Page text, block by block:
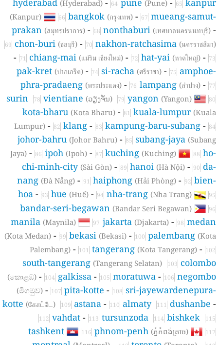
hyderabad(Hyderabad) -64 pune(Pune) -65 kanpur
(Kanpur) 66 bangkok(กรุงเทพ) -67
mueang-samut-
prakan(สมุทรปราการ) -68 nonthaburi(เทศบาลนครนนทบุรี) -
69 chon-buri(ชลบุรี) -70 nakhon-ratchasima(นครราชสีมา)
-71 chiang-mai(แม่ริม เชียงใหม่) -72 hat-yai(หาดใหญ่) -73
pak-kret(ปากเกร็ด) -74 si-racha(ศรีราชา) -75
amphoe-
phra-pradaeng(พระประแดง) -76 lampang(ลำปาง) -77
surin 78 vientiane(ວຽງຈັນ) 79 yangon(Yangon) 80
kota-bharu(Kota Bharu) -81 kuala-lumpur(Kuala
Lumpur) -82 klang -83 kampung-baru-subang -84
johor-bahru(Johor Bahru) -85 subang-jaya(Subang
Jaya) -86 ipoh(Ipoh) -87 kuching(Kuching) 88
ho-
chi-minh-city(Sài Gòn) -89 hanoi(Hà Nội) -90
da-
nang(Đà Nẵng) -91 haiphong(Hải Phòng) -92
bien-
hoa -93 hue(Huế) -94 nha-trang(Nha Trang) 95
bandar-seri-begawan(Bandar Seri Begawan) 96
manila(Maynila) 97 jakarta(Djakarta) -98 medan
(Kota Medan) -99 bekasi(Bekasi) -100 palembang(Kota
Palembang) -101 tangerang(Kota Tangerang) -102
south-tangerang(Tangerang Selatan) 103 colombo
(කොළඹ) -104 galkissa -105 moratuwa -106 negombo
(මීගමුව) -107 pita-kotte -108
sri-jayewardenepura-
kotte(கோட்டே) 109 astana -110 almaty 111 dushanbe -
112 vahdat -113 tursunzoda 114 bishkek 115
tashkent 116 phnom-penh(ភ្នំកំពង់ត្រាច) 117